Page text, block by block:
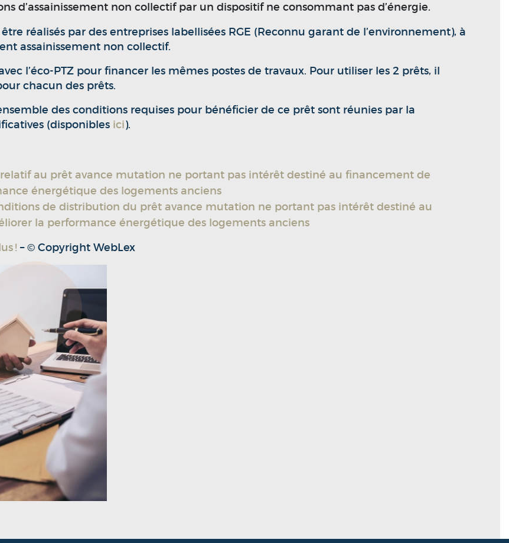
d’assainissement non collectif par un dispositif ne consommant pas d’énergie.
réalisés par des entreprises labellisées RGE (Reconnu garant de l’environnement), à
assainissement non collectif.
l’éco-PTZ pour financer les mêmes postes de travaux. Pour utiliser les 2 prêts, il
chacun des prêts.
des conditions requises pour bénéficier de ce prêt sont réunies par la
(disponibles ici).
au prêt avance mutation ne portant pas intérêt destiné au financement de
énergétique des logements anciens
de distribution du prêt avance mutation ne portant pas intérêt destiné au
la performance énergétique des logements anciens
! – © Copyright WebLex